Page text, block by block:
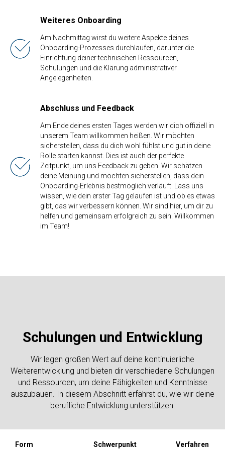
Weiteres Onboarding
Am Nachmittag wirst du weitere Aspekte deines
Onboarding-Prozesses durchlaufen, darunter die
Einrichtung deiner technischen Ressourcen,
Schulungen und die Klärung administrativer
Angelegenheiten.
Abschluss und Feedback
Am Ende deines ersten Tages werden wir dich offiziell in
unserem Team willkommen heißen. Wir möchten
sicherstellen, dass du dich wohl fühlst und gut in deine
Rolle starten kannst. Dies ist auch der perfekte
Zeitpunkt, um uns Feedback zu geben. Wir schätzen
deine Meinung und möchten sicherstellen, dass dein
Onboarding-Erlebnis bestmöglich verläuft. Lass uns
wissen, wie dein erster Tag gelaufen ist und ob es etwas
gibt, das wir verbessern können. Wir sind hier, um dir zu
helfen und gemeinsam erfolgreich zu sein. Willkommen
im Team!
Schulungen und Entwicklung
Wir legen großen Wert auf deine kontinuierliche
Weiterentwicklung und bieten dir verschiedene Schulungen
und Ressourcen, um deine Fähigkeiten und Kenntnisse
auszubauen. In diesem Abschnitt erfährst du, wie wir deine
berufliche Entwicklung unterstützen:
Form Schwerpunkt Verfahren